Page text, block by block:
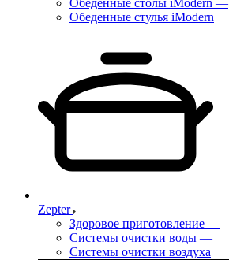
Обеденные столы iModern —
Обеденные стулья iModern
Zepter
Здоровое приготовление —
Системы очистки воды —
Системы очистки воздуха